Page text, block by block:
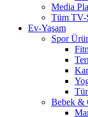
Media
Tüm TV-
Ev-Yaşam
Spor
Bebek &